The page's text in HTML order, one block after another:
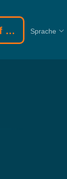
Sprache